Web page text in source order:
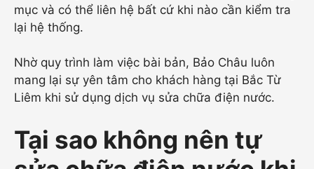
mục và có thể liên hệ bất cứ khi nào cần kiểm tra
lại hệ thống.
Nhờ quy trình làm việc bài bản, Bảo Châu luôn
mang lại sự yên tâm cho khách hàng tại Bắc Từ
Liêm khi sử dụng dịch vụ sửa chữa điện nước.
Tại sao không nên tự